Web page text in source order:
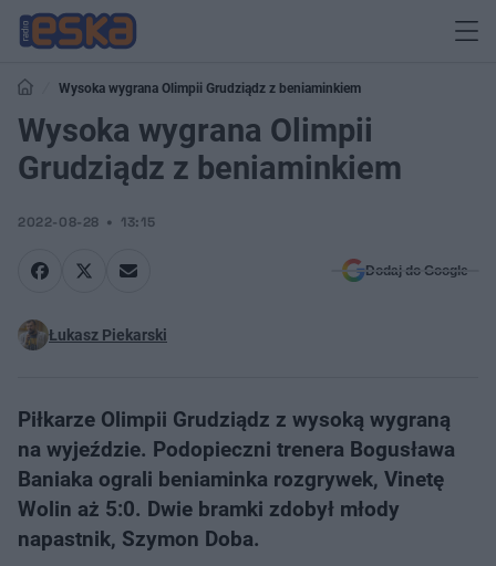
Wysoka wygrana Olimpii Grudziądz z beniaminkiem
Wysoka wygrana Olimpii
Grudziądz z beniaminkiem
2022-08-28 13:15
Dodaj do Google
Łukasz Piekarski
Piłkarze Olimpii Grudziądz z wysoką wygraną
na wyjeździe. Podopieczni trenera Bogusława
Baniaka ograli beniaminka rozgrywek, Vinetę
Wolin aż 5:0. Dwie bramki zdobył młody
napastnik, Szymon Doba.